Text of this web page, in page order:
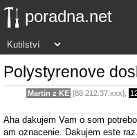
poradna.net
Polystyrenove
Martin z KE [88.212.37.xxx],
Aha dakujem Vam o som
am oznacenie. Dakujem este raz.